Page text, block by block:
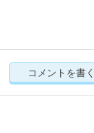
コメントを書く